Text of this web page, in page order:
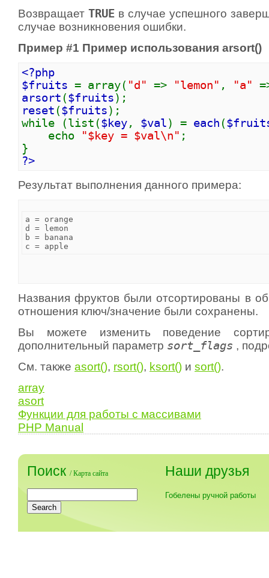
Возвращает TRUE в случае успешного
случае возникновения ошибки.
Пример #1 Пример использования arsort()
<?php
$fruits = array( "d" => "lemon" , "a"
arsort ($fruits);
reset ($fruits);
while (list($key, $val) = each (
echo
"$key = $val\n" ;
}
?>
Результат выполнения данного примера:
a = orange
d = lemon
b = banana
Названия фруктов были отсортированы в
отношения ключ/значение были сохранены.
Вы можете изменить поведение
дополнительный параметр sort_flags ,
См. также asort(), rsort(), ksort() и sort().
array
asort
Функции для работы с массивами
PHP Manual
Поиск /Карта сайта Наши друзья
Гобелены ручной работы